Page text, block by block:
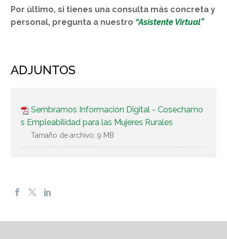
Por último, si tienes una consulta más concreta y
personal, pregunta a nuestro “Asistente Virtual”
ADJUNTOS
Sembramos Información Digital - Cosechamo
s Empleabilidad para las Mujeres Rurales
Tamaño de archivo: 9 MB